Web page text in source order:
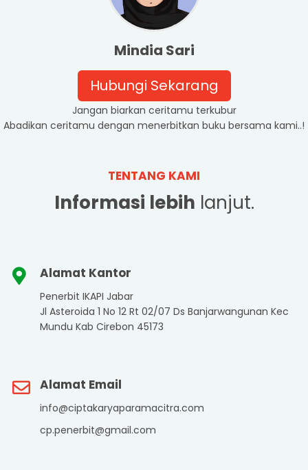
Mindia Sari
Hubungi Sekarang
Jangan biarkan ceritamu terkubur
Abadikan ceritamu dengan menerbitkan buku bersama kami..!
TENTANG KAMI
Informasi lebih lanjut.
Alamat Kantor
Penerbit IKAPI Jabar
Jl Asteroida 1 No 12 Rt 02/07 Ds Banjarwangunan Kec
Mundu Kab Cirebon 45173
Alamat Email
info@ciptakaryaparamacitra.com
cp.penerbit@gmail.com